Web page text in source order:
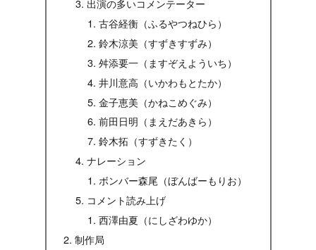
出演の多いコメンテーター
古谷経衡（ふるやつねひら）
鈴木涼美（すずきすずみ）
舛添要一（ますぞえよういち）
井川意高（いかわもとたか）
金子恵美（かねこめぐみ）
前田日明（まえだあきら）
鈴木拓（すずきたく）
ナレーション
ボンバー森尾（ぼんばーもりお）
コメント読み上げ
西澤由夏（にしざわゆか）
制作局